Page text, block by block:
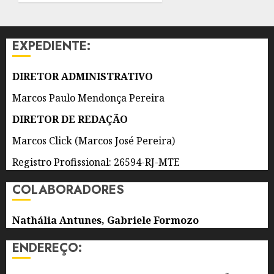
6 DE
AGOSTO
DE 2026
0
EXPEDIENTE:
DIRETOR ADMINISTRATIVO
Marcos Paulo Mendonça Pereira
DIRETOR DE REDAÇÃO
Marcos Click (Marcos José Pereira)
Registro Profissional: 26594-RJ-MTE
COLABORADORES
Nathália Antunes, Gabriele Formozo
ENDEREÇO: